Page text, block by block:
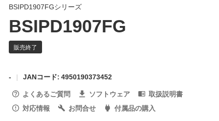
BSIPD1907FGシリーズ
BSIPD1907FG
-
JANコード: 4950190373452
よくあるご質問
ソフトウェア
取扱説明書
対応情報
お問合せ 付属品の購入